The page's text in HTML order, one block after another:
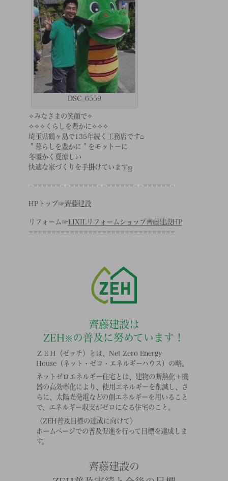
DSC_6559
✧みなさまの笑顔で✧
✧✧✧くらしを豊かに✧✧✧
埼玉県鶴ヶ島で135年続く工務店です⌂
＂暮らしを豊かに＂をモットーに
冬暖かく夏涼しい
快適な家づくりを手掛けていますஐ
================================
HPトップ☞齊藤建設
リフォーム☞LIXILリフォームショップ齊藤建設HP
================================
齊藤建設は
ZEH※ の普及に努めています！
ＺＥＨ（ゼッチ）とは、Net Zero Energy
House（ネット・ゼロ・エネルギーハウス）の略。
ネットゼロエネルギー住宅とは、建物の断熱化＋機
器の高効率化により、使用エネルギーを削減し、さ
らに、太陽光発電などの創エネルギーを用いること
で、エネルギー収支がゼロになる住宅のこと。
〈ZEH普及目標の達成に向けて〉
ホームページでの普及促進を行って目標を達成しま
す。
齊藤建設の